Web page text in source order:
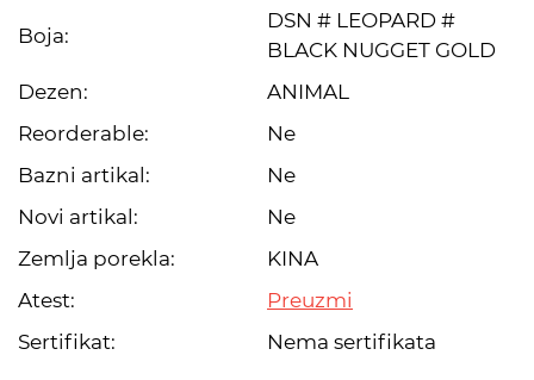
Boja:
DSN # LEOPARD #
BLACK NUGGET GOLD
Dezen:
ANIMAL
Reorderable:
Ne
Bazni artikal:
Ne
Novi artikal:
Ne
Zemlja porekla:
KINA
Atest:
Preuzmi
Sertifikat:
Nema sertifikata